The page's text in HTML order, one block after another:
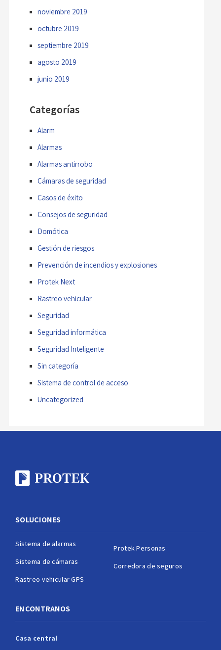
noviembre 2019
octubre 2019
septiembre 2019
agosto 2019
junio 2019
Categorías
Alarm
Alarmas
Alarmas antirrobo
Cámaras de seguridad
Casos de éxito
Consejos de seguridad
Domótica
Gestión de riesgos
Prevención de incendios y explosiones
Protek Next
Rastreo vehicular
Seguridad
Seguridad informática
Seguridad Inteligente
Sin categoría
Sistema de control de acceso
Uncategorized
SOLUCIONES
Sistema de alarmas
Sistema de cámaras
Rastreo vehicular GPS
Protek Personas
Corredora de seguros
ENCONTRANOS
Casa central